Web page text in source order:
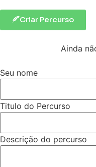
Criar Percurso
Ainda
Seu nome
Titulo do Percurso
Descrição do percurso